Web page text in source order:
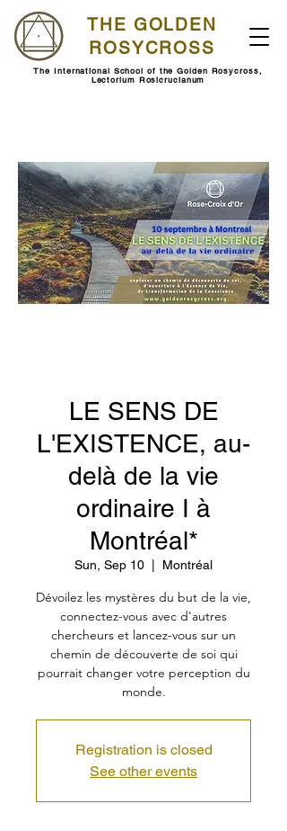
THE GOLDEN
ROSYCROSS
The International School of the Golden Rosycross,
Lectorium Rosicrucianum
LE SENS DE
L'EXISTENCE, au-
delà de la vie
ordinaire I à
Montréal*
Sun, Sep 10 Montréal
Dévoilez les mystères du but de la vie,
connectez-vous avec d'autres
chercheurs et lancez-vous sur un
chemin de découverte de soi qui
pourrait changer votre perception du
monde.
Registration is closed
See other events